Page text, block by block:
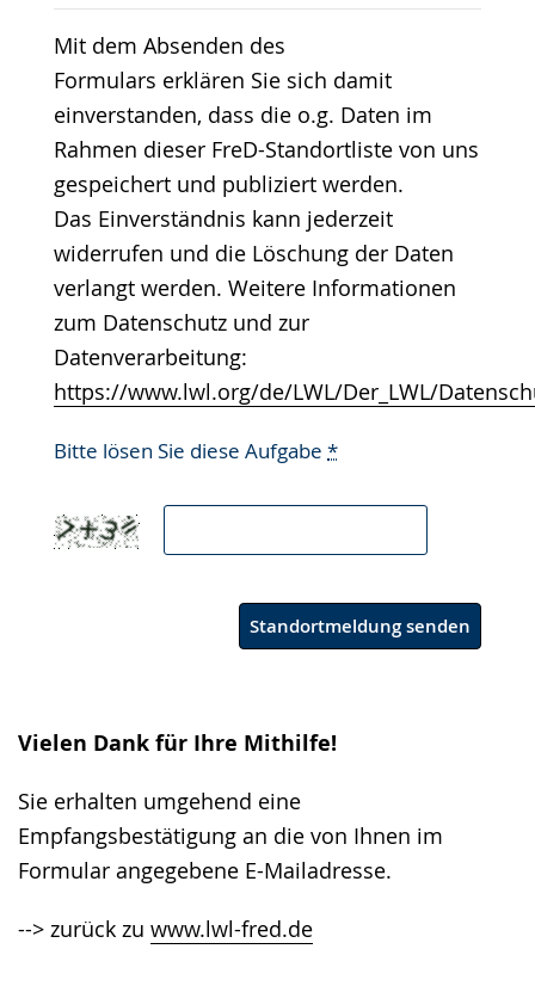
Mit dem Absenden des
Formulars erklären Sie sich damit
einverstanden, dass die o.g. Daten im
Rahmen dieser FreD-Standortliste von uns
gespeichert und publiziert werden.
Das Einverständnis kann jederzeit
widerrufen und die Löschung der Daten
verlangt werden. Weitere Informationen
zum Datenschutz und zur
Datenverarbeitung:
https://www.lwl.org/de/LWL/Der_LWL/
Bitte lösen Sie diese Aufgabe *
Standortmeldung senden
Vielen Dank für Ihre Mithilfe!
Sie erhalten umgehend eine
Empfangsbestätigung an die von Ihnen im
Formular angegebene E-Mailadresse.
--> zurück zu www.lwl-fred.de